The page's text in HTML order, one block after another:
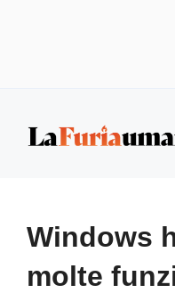
Windows
molte